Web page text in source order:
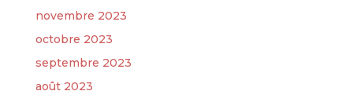
novembre 2023
octobre 2023
septembre 2023
août 2023